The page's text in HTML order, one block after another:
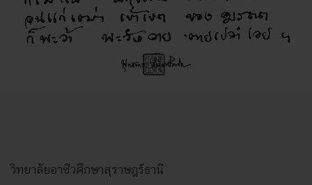
วิทยาลัยอาชีวศึกษาสุราษฎร์ธานี